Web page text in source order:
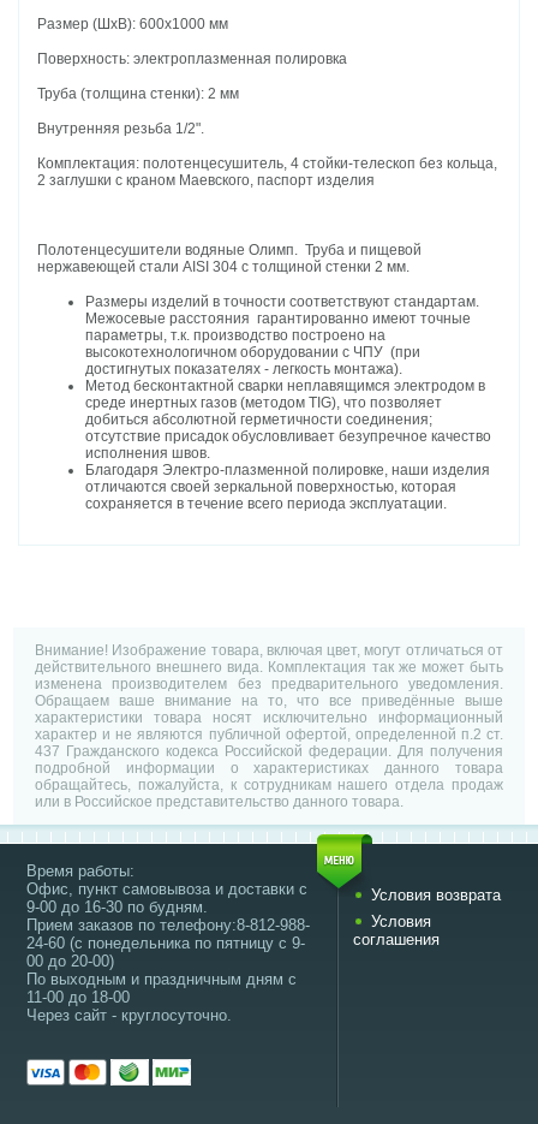
Размер (ШхВ): 600х1000 мм
Поверхность: электроплазменная полировка
Труба (толщина стенки): 2 мм
Внутренняя резьба 1/2".
Комплектация: полотенцесушитель, 4 стойки-телескоп без кольца,
2 заглушки с краном Маевского, паспорт изделия
Полотенцесушители водяные Олимп. Труба и пищевой
нержавеющей стали AISI 304 с толщиной стенки 2 мм.
Размеры изделий в точности соответствуют стандартам.
Межосевые расстояния гарантированно имеют точные
параметры, т.к. производство построено на
высокотехнологичном оборудовании с ЧПУ (при
достигнутых показателях - легкость монтажа).
Метод бесконтактной сварки неплавящимся электродом в
среде инертных газов (методом TIG), что позволяет
добиться абсолютной герметичности соединения;
отсутствие присадок обусловливает безупречное качество
исполнения швов.
Благодаря Электро-плазменной полировке, наши изделия
отличаются своей зеркальной поверхностью, которая
сохраняется в течение всего периода эксплуатации.
Внимание! Изображение товара, включая цвет, могут отличаться от
действительного внешнего вида. Комплектация так же может быть
изменена производителем без предварительного уведомления.
Обращаем ваше внимание на то, что все приведённые выше
характеристики товара носят исключительно информационный
характер и не являются публичной офертой, определенной п.2 ст.
437 Гражданского кодекса Российской федерации. Для получения
подробной информации о характеристиках данного товара
обращайтесь, пожалуйста, к сотрудникам нашего отдела продаж
или в Российское представительство данного товара.
Время работы:
Офис, пункт самовывоза и доставки с
9-00 до 16-30 по будням.
Прием заказов по телефону:8-812-988-
24-60 (с понедельника по пятницу с 9-
00 до 20-00)
По выходным и праздничным дням с
11-00 до 18-00
Через сайт - круглосуточно.
Условия возврата
Условия
соглашения